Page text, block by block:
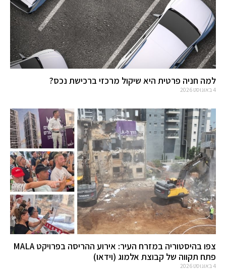
למה חניה פרטית היא שיקול מרכזי ברכישת נכס?
4 באוגוסט 2026
צפו בהיסטוריה במזרח העיר: אירוע ההריסה בפרויקט MALA
פתח תקווה של קבוצת אלמוג (וידאו)
4 באוגוסט 2026